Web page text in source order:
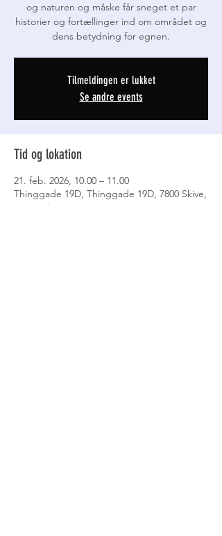
og naturen og måske får sneget et par
historier og fortællinger ind om området og
Tilmeldingen er lukket
Se andre events
Tid og lokation
21. feb. 2026, 10.00 – 11.00
Thinggade 19D, Thinggade 19D, 7800 Skive,
Danmark